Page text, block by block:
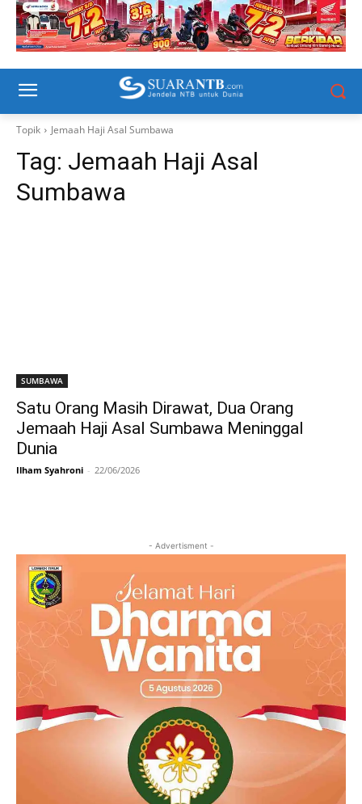
Topik Jemaah Haji Asal Sumbawa
Tag: Jemaah Haji Asal
Sumbawa
SUMBAWA
Satu Orang Masih Dirawat, Dua Orang
Jemaah Haji Asal Sumbawa Meninggal
Dunia
Ilham Syahroni - 22/06/2026
- Advertisment -